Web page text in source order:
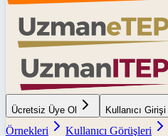
Ücretsiz Üye Ol Kullanıcı Girişi
Örnekleri
Kullanıcı Görüşleri